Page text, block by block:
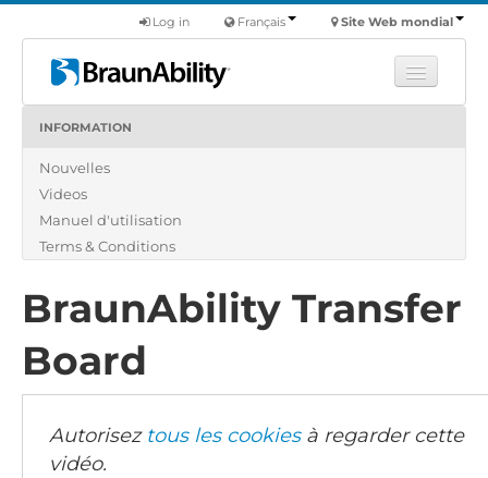
Site Web mondial
Français
Log in
Produits
Nous
Trouver un revendeur
INFORMATION
Nouvelles
Videos
Manuel d'utilisation
Terms & Conditions
BraunAbility Transfer
Board
Autorisez tous les cookiesà regarder cette
vidéo.